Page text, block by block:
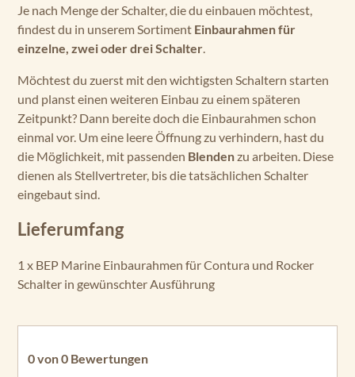
Je nach Menge der Schalter, die du einbauen möchtest,
findest du in unserem Sortiment Einbaurahmen für
einzelne, zwei oder drei Schalter.
Möchtest du zuerst mit den wichtigsten Schaltern starten
und planst einen weiteren Einbau zu einem späteren
Zeitpunkt? Dann bereite doch die Einbaurahmen schon
einmal vor. Um eine leere Öffnung zu verhindern, hast du
die Möglichkeit, mit passenden Blendenzu arbeiten. Diese
dienen als Stellvertreter, bis die tatsächlichen Schalter
eingebaut sind.
Lieferumfang
1 x BEP Marine Einbaurahmen für Contura und Rocker
Schalter in gewünschter Ausführung
0 von 0 Bewertungen